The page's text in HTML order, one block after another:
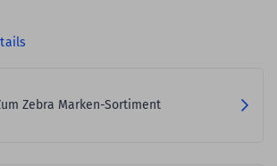
Zebra Marken-Sortiment